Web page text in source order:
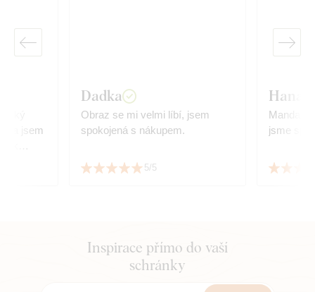
jsem
Dadka
Obraz se mi velmi líbí, jsem
spokojená s nákupem.
5/5
Hana
Mandala
jsme
Inspirace přímo do vaší
schránky